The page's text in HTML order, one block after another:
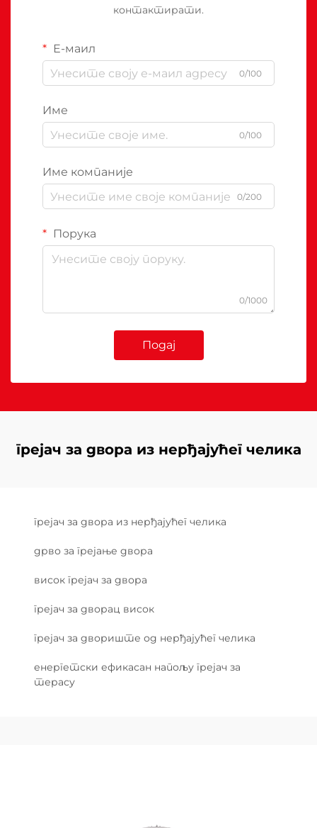
контактирати.
Е-маил
0/100
Име
0/100
Име компаније
0/200
Порука
0/1000
Подај
грејач за двора из нерђајућег челика
грејач за двора из нерђајућег челика
дрво за грејање двора
висок грејач за двора
грејач за дворац висок
грејач за двориште од нерђајућег челика
енергетски ефикасан напољу грејач за
терасу